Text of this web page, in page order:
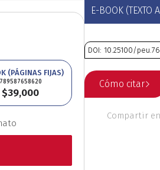
Desarrollo
regionales
(PÁGINAS FIJAS)
$39,000
E-BOOK (TEXTO
DOI: 10.25100/
Cómo citar
Compartir